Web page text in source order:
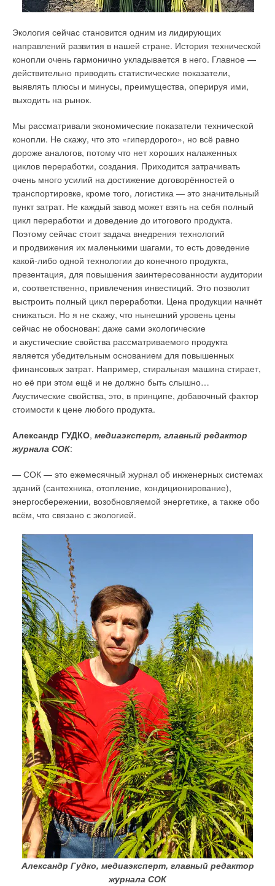
Экология сейчас становится одним из лидирующих
направлений развития в нашей стране. История технической
конопли очень гармонично укладывается в него. Главное —
действительно приводить статистические показатели,
выявлять плюсы и минусы, преимущества, оперируя ими,
выходить на рынок.
Мы рассматривали экономические показатели технической
конопли. Не скажу, что это «гипердорого», но всё равно
дороже аналогов, потому что нет хороших налаженных
циклов переработки, создания. Приходится затрачивать
очень много усилий на достижение договорённостей о
транспортировке, кроме того, логистика — это значительный
пункт затрат. Не каждый завод может взять на себя полный
цикл переработки и доведение до итогового продукта.
Поэтому сейчас стоит задача внедрения технологий
и продвижения их маленькими шагами, то есть доведение
какой-либо одной технологии до конечного продукта,
презентация, для повышения заинтересованности аудитории
и, соответственно, привлечения инвестиций. Это позволит
выстроить полный цикл переработки. Цена продукции начнёт
снижаться. Но я не скажу, что нынешний уровень цены
сейчас не обоснован: даже сами экологические
и акустические свойства рассматриваемого продукта
является убедительным основанием для повышенных
финансовых затрат. Например, стиральная машина стирает,
но её при этом ещё и не должно быть слышно…
Акустические свойства, это, в принципе, добавочный фактор
стоимости к цене любого продукта.
Александр ГУДКО, медиаэксперт, главный редактор
журнала СОК:
— СОК — это ежемесячный журнал об инженерных системах
зданий (сантехника, отопление, кондиционирование),
энергосбережении, возобновляемой энергетике, а также обо
всём, что связано с экологией.
Александр Гудко, медиаэксперт, главный редактор
журнала СОК